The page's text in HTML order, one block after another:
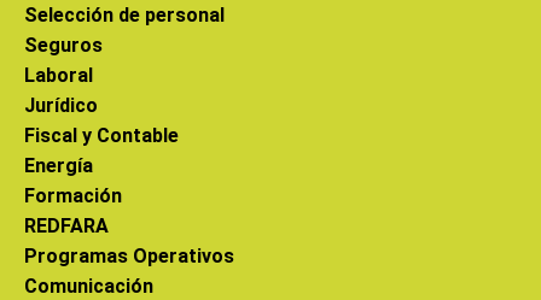
Selección de personal
Seguros
Laboral
Jurídico
Fiscal y Contable
Energía
Formación
REDFARA
Programas Operativos
Comunicación